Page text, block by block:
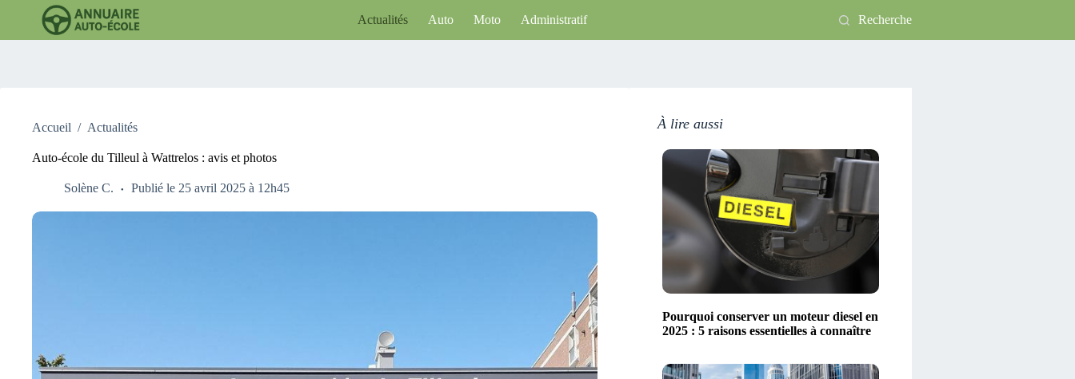
Actualités Auto Moto Administratif Recherche
Accueil / Actualités
Auto-école du Tilleul à Wattrelos : avis et photos
Solène C. Publié le 25 avril 2025 à 12h45
À lire aussi
Pourquoi conserver un moteur diesel en
2025 : 5 raisons essentielles à connaître